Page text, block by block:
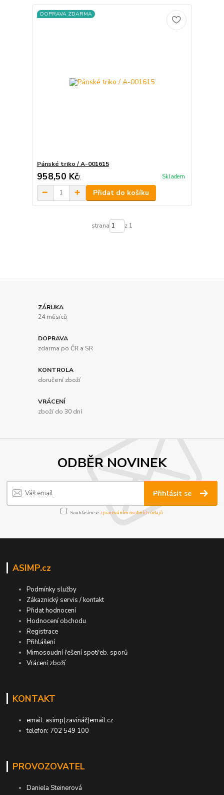
DOPRAVA ZDARMA
Pánské triko / A-001615
958,50 Kč/. Skladem
Přidat do košíku
strana z 1
ZÁRUKA
24 měsíců
DOPRAVA
zdarma po ČR a SR
KONTROLA
doručení zboží
VRÁCENÍ
zboží do 30 dní
ODBĚR NOVINEK
Přihlásit se
Souhlasím se zpracováním osobních údajů.
ASIMP.cz
Podmínky služby
Zákaznický servis / kontakt
Přidat hodnocení
Hodnocení obchodu
Registrace
Přihlášení
Mimosoudní řešení spotřeb. sporů
Vrácení zboží
KONTAKT
email: asimp(zavináč)email.cz
telefon: 702 549 100
PROVOZOVATEL
Daniela Steinerová